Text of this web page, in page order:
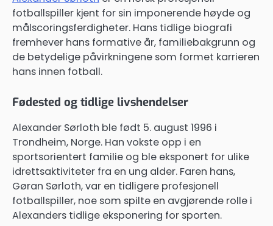
fotballspiller kjent for sin imponerende høyde og
målscoringsferdigheter. Hans tidlige biografi
fremhever hans formative år, familiebakgrunn og
de betydelige påvirkningene som formet karrieren
hans innen fotball.
Fødested og tidlige livshendelser
Alexander Sørloth ble født 5. august 1996 i
Trondheim, Norge. Han vokste opp i en
sportsorientert familie og ble eksponert for ulike
idrettsaktiviteter fra en ung alder. Faren hans,
Gøran Sørloth, var en tidligere profesjonell
fotballspiller, noe som spilte en avgjørende rolle i
Alexanders tidlige eksponering for sporten.